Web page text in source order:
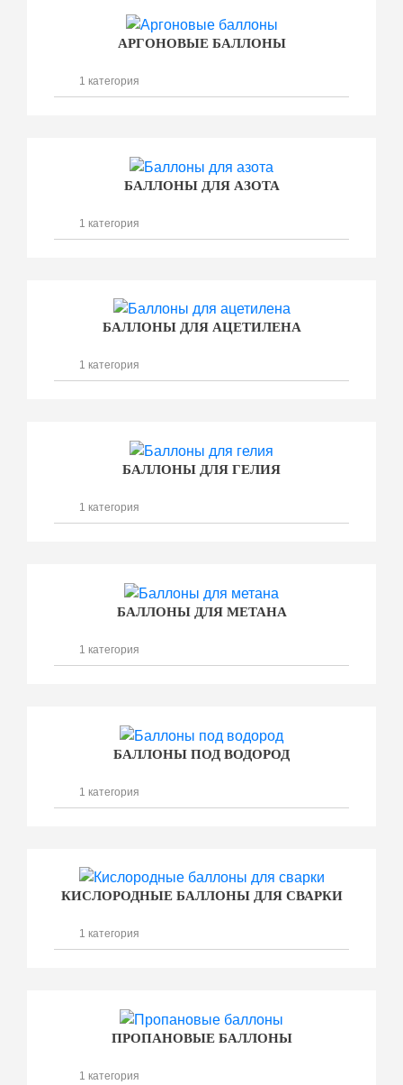
АРГОНОВЫЕ БАЛЛОНЫ
1 категория
БАЛЛОНЫ ДЛЯ АЗОТА
1 категория
БАЛЛОНЫ ДЛЯ АЦЕТИЛЕНА
1 категория
БАЛЛОНЫ ДЛЯ ГЕЛИЯ
1 категория
БАЛЛОНЫ ДЛЯ МЕТАНА
1 категория
БАЛЛОНЫ ПОД ВОДОРОД
1 категория
КИСЛОРОДНЫЕ БАЛЛОНЫ ДЛЯ СВАРКИ
1 категория
ПРОПАНОВЫЕ БАЛЛОНЫ
1 категория